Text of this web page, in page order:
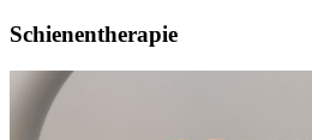
Schienentherapie